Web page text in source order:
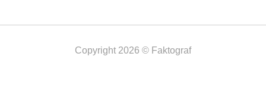
Copyright 2026 © Faktograf